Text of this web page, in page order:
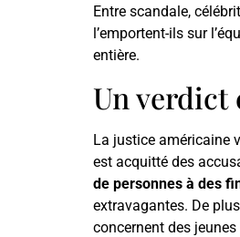
Entre scandale,
l’emportent-ils sur
entière.
Un verdict
La justice américaine
est acquitté des
de personnes à des
extravagantes. De
concernent des